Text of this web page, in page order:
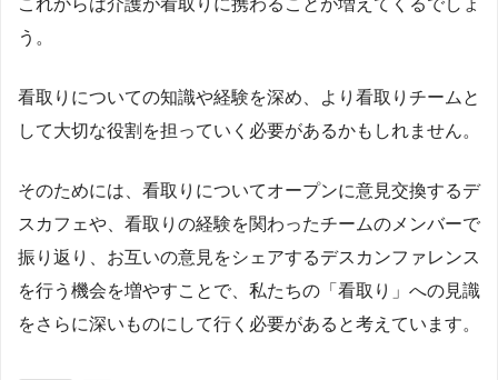
これからは介護が看取りに携わることが増えてくるでしょ
う。
看取りについての知識や経験を深め、より看取りチームと
して大切な役割を担っていく必要があるかもしれません。
そのためには、看取りについてオープンに意見交換するデ
スカフェや、看取りの経験を関わったチームのメンバーで
振り返り、お互いの意見をシェアするデスカンファレンス
を行う機会を増やすことで、私たちの「看取り」への見識
をさらに深いものにして行く必要があると考えています。